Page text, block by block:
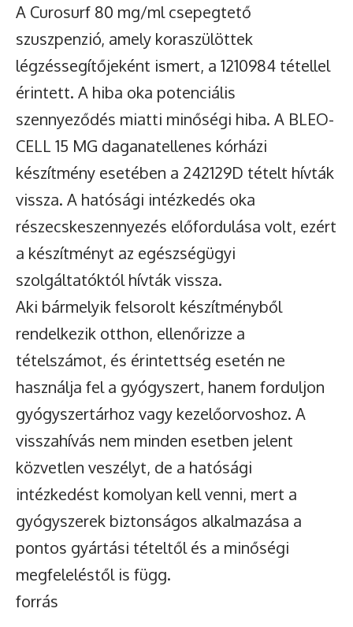
A Curosurf 80 mg/ml csepegtető
szuszpenzió, amely koraszülöttek
légzéssegítőjeként ismert, a 1210984 tétellel
érintett. A hiba oka potenciális
szennyeződés miatti minőségi hiba. A BLEO-
CELL 15 MG daganatellenes kórházi
készítmény esetében a 242129D tételt hívták
vissza. A hatósági intézkedés oka
részecskeszennyezés előfordulása volt, ezért
a készítményt az egészségügyi
szolgáltatóktól hívták vissza.
Aki bármelyik felsorolt készítményből
rendelkezik otthon, ellenőrizze a
tételszámot, és érintettség esetén ne
használja fel a gyógyszert, hanem forduljon
gyógyszertárhoz vagy kezelőorvoshoz. A
visszahívás nem minden esetben jelent
közvetlen veszélyt, de a hatósági
intézkedést komolyan kell venni, mert a
gyógyszerek biztonságos alkalmazása a
pontos gyártási tételtől és a minőségi
megfeleléstől is függ.
forrás